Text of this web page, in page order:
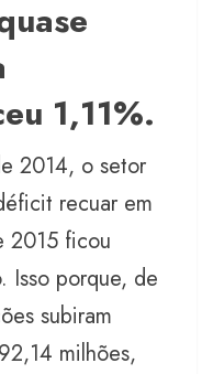
1,11%.
2014, o setor
recuar em
2015 ficou
Isso porque, de
subiram
milhões,